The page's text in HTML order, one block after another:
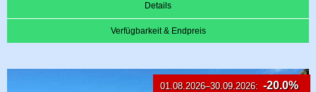
Details
Verfügbarkeit & Endpreis
01.08.2026–30.09.2026: -20.0%